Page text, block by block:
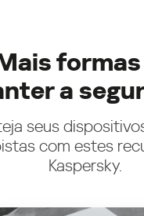
a
seus
com estes
Kaspersky.